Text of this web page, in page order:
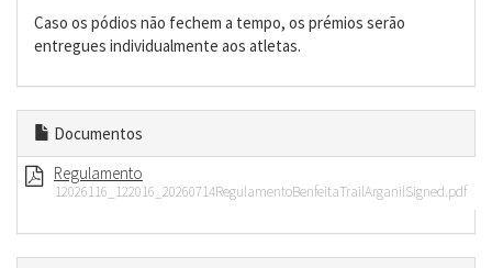
Caso os pódios não fechem a tempo, os prémios serão
entregues individualmente aos atletas.
Documentos
Regulamento
12026116_122016_20260714RegulamentoBenfeitaTrailArganilSigned.pdf